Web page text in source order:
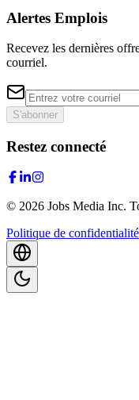
Alertes Emplois
Recevez les dernières
courriel.
S'abonner
Restez connecté
© 2026 Jobs Media Inc.
Politique de confidentialité